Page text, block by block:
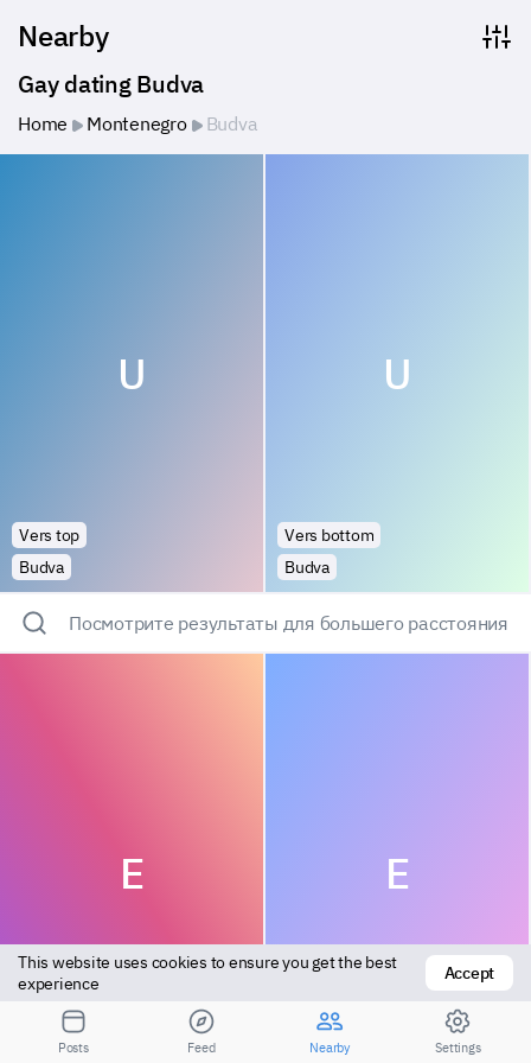
Nearby
Gay dating Budva
Home Montenegro Budva
U
Vers top
Budva
U
Vers bottom
Budva
Посмотрите результаты для большего расстояния
E
Versatile
E
Vers bottom
This website uses cookies to ensure you get the best
experience
Accept
Posts Feed Nearby Settings